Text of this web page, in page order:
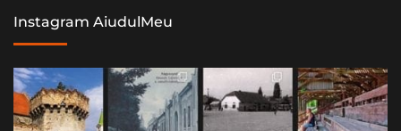
Instagram AiudulMeu